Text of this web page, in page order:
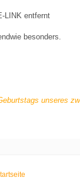
LINK entfernt
besonders.
unseres